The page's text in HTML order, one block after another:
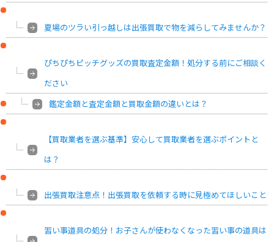
夏場のツラい引っ越しは出張買取で物を減らしてみませんか？
ぴちぴちピッチグッズの買取査定金額！処分する前にご相談く
ださい
鑑定金額と査定金額と買取金額の違いとは？
【買取業者を選ぶ基準】安心して買取業者を選ぶポイントと
は？
出張買取注意点！出張買取を依頼する時に見極めてほしいこと
習い事道具の処分！お子さんが使わなくなった習い事の道具は